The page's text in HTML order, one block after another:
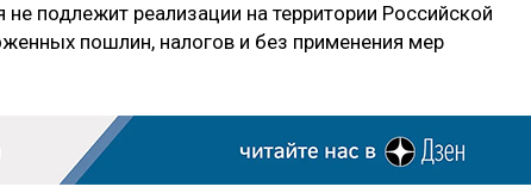
не подлежит реализации на территории Российской
пошлин, налогов и без применения мер